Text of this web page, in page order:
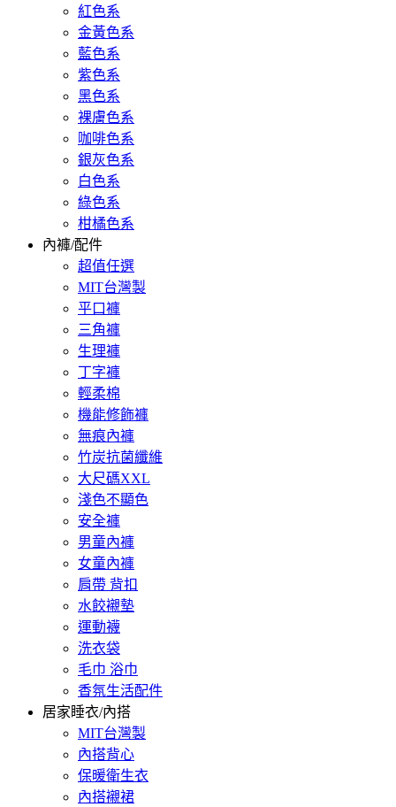
紅色系
金黃色系
藍色系
紫色系
黑色系
裸膚色系
咖啡色系
銀灰色系
白色系
綠色系
柑橘色系
內褲/配件
超值任選
MIT台灣製
平口褲
三角褲
生理褲
丁字褲
輕柔棉
機能修飾褲
無痕內褲
竹炭抗菌纖維
大尺碼XXL
淺色不顯色
安全褲
男童內褲
女童內褲
肩帶 背扣
水餃襯墊
運動襪
洗衣袋
毛巾 浴巾
香氛生活配件
居家睡衣/內搭
MIT台灣製
內搭背心
保暖衛生衣
內搭襯裙